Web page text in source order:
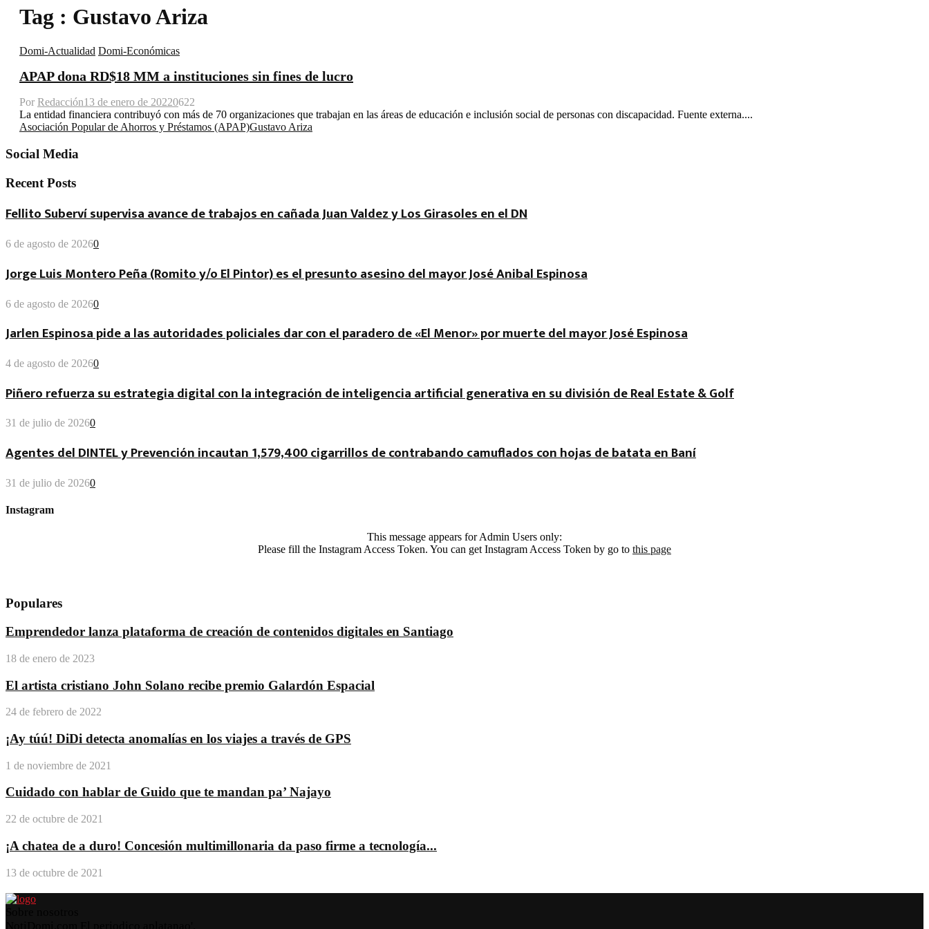
Tag : Gustavo Ariza
Domi-Actualidad Domi-Económicas
APAP dona RD$18 MM a instituciones sin fines de lucro
Por Redacción13 de enero de 20220622
La entidad financiera contribuyó con más de 70 organizaciones que trabajan en las áreas de educación e inclusión social de personas con discapacidad. Fuente externa....
Asociación Popular de Ahorros y Préstamos (APAP)Gustavo Ariza
Social Media
Recent Posts
Fellito Suberví supervisa avance de trabajos en cañada Juan Valdez y Los Girasoles en el DN
6 de agosto de 20260
Jorge Luis Montero Peña (Romito y/o El Pintor) es el presunto asesino del mayor José Anibal Espinosa
6 de agosto de 20260
Jarlen Espinosa pide a las autoridades policiales dar con el paradero de «El Menor» por muerte del mayor José Espinosa
4 de agosto de 20260
Piñero refuerza su estrategia digital con la integración de inteligencia artificial generativa en su división de Real Estate & Golf
31 de julio de 20260
Agentes del DINTEL y Prevención incautan 1,579,400 cigarrillos de contrabando camuflados con hojas de batata en Baní
31 de julio de 20260
Instagram
This message appears for Admin Users only:
Please fill the Instagram Access Token. You can get Instagram Access Token by go to this page
Populares
Emprendedor lanza plataforma de creación de contenidos digitales en Santiago
18 de enero de 2023
El artista cristiano John Solano recibe premio Galardón Espacial
24 de febrero de 2022
¡Ay túú! DiDi detecta anomalías en los viajes a través de GPS
1 de noviembre de 2021
Cuidado con hablar de Guido que te mandan pa’ Najayo
22 de octubre de 2021
¡A chatea de a duro! Concesión multimillonaria da paso firme a tecnología...
13 de octubre de 2021